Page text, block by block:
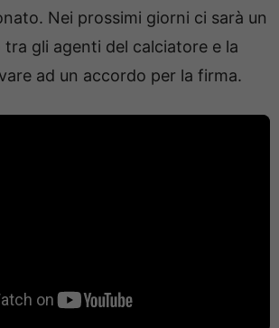
Nei prossimi giorni ci sarà un
gli agenti del calciatore e la
ad un accordo per la firma.